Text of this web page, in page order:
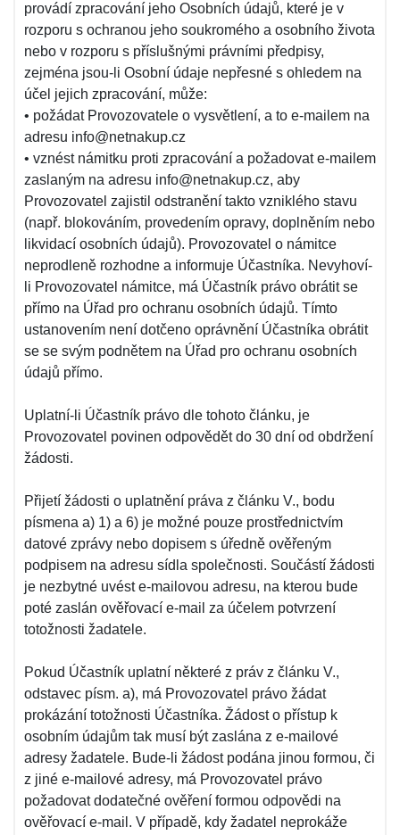
provádí zpracování jeho Osobních údajů, které je v
rozporu s ochranou jeho soukromého a osobního života
nebo v rozporu s příslušnými právními předpisy,
zejména jsou-li Osobní údaje nepřesné s ohledem na
účel jejich zpracování, může:
• požádat Provozovatele o vysvětlení, a to e-mailem na
adresu info@netnakup.cz
• vznést námitku proti zpracování a požadovat e-mailem
zaslaným na adresu info@netnakup.cz, aby
Provozovatel zajistil odstranění takto vzniklého stavu
(např. blokováním, provedením opravy, doplněním nebo
likvidací osobních údajů). Provozovatel o námitce
neprodleně rozhodne a informuje Účastníka. Nevyhoví-
li Provozovatel námitce, má Účastník právo obrátit se
přímo na Úřad pro ochranu osobních údajů. Tímto
ustanovením není dotčeno oprávnění Účastníka obrátit
se se svým podnětem na Úřad pro ochranu osobních
údajů přímo.
Uplatní-li Účastník právo dle tohoto článku, je
Provozovatel povinen odpovědět do 30 dní od obdržení
žádosti.
Přijetí žádosti o uplatnění práva z článku V., bodu
písmena a) 1) a 6) je možné pouze prostřednictvím
datové zprávy nebo dopisem s úředně ověřeným
podpisem na adresu sídla společnosti. Součástí žádosti
je nezbytné uvést e-mailovou adresu, na kterou bude
poté zaslán ověřovací e-mail za účelem potvrzení
totožnosti žadatele.
Pokud Účastník uplatní některé z práv z článku V.,
odstavec písm. a), má Provozovatel právo žádat
prokázání totožnosti Účastníka. Žádost o přístup k
osobním údajům tak musí být zaslána z e-mailové
adresy žadatele. Bude-li žádost podána jinou formou, či
z jiné e-mailové adresy, má Provozovatel právo
požadovat dodatečné ověření formou odpovědi na
ověřovací e-mail. V případě, kdy žadatel neprokáže